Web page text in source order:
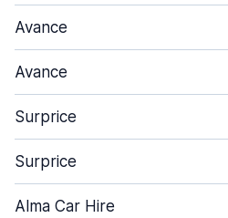
Avance
Avance
Surprice
Surprice
Alma Car Hire